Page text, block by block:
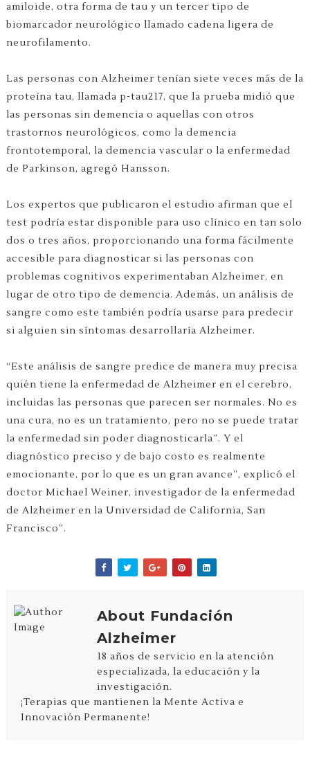
amiloide, otra forma de tau y un tercer tipo de
biomarcador neurológico llamado cadena ligera de
neurofilamento.
Las personas con Alzheimer tenían siete veces más de la
proteína tau, llamada p-tau217, que la prueba midió que
las personas sin demencia o aquellas con otros
trastornos neurológicos, como la demencia
frontotemporal, la demencia vascular o la enfermedad
de Parkinson, agregó Hansson.
Los expertos que publicaron el estudio afirman que el
test podría estar disponible para uso clínico en tan solo
dos o tres años, proporcionando una forma fácilmente
accesible para diagnosticar si las personas con
problemas cognitivos experimentaban Alzheimer, en
lugar de otro tipo de demencia. Además, un análisis de
sangre como este también podría usarse para predecir
si alguien sin síntomas desarrollaría Alzheimer.
“Este análisis de sangre predice de manera muy precisa
quién tiene la enfermedad de Alzheimer en el cerebro,
incluidas las personas que parecen ser normales. No es
una cura, no es un tratamiento, pero no se puede tratar
la enfermedad sin poder diagnosticarla”. Y el
diagnóstico preciso y de bajo costo es realmente
emocionante, por lo que es un gran avance”, explicó el
doctor Michael Weiner, investigador de la enfermedad
de Alzheimer en la Universidad de California, San
Francisco”.
About Fundación
Alzheimer
18 años de servicio en la atención
especializada, la educación y la
investigación.
¡Terapias que mantienen la Mente Activa e
Innovación Permanente!